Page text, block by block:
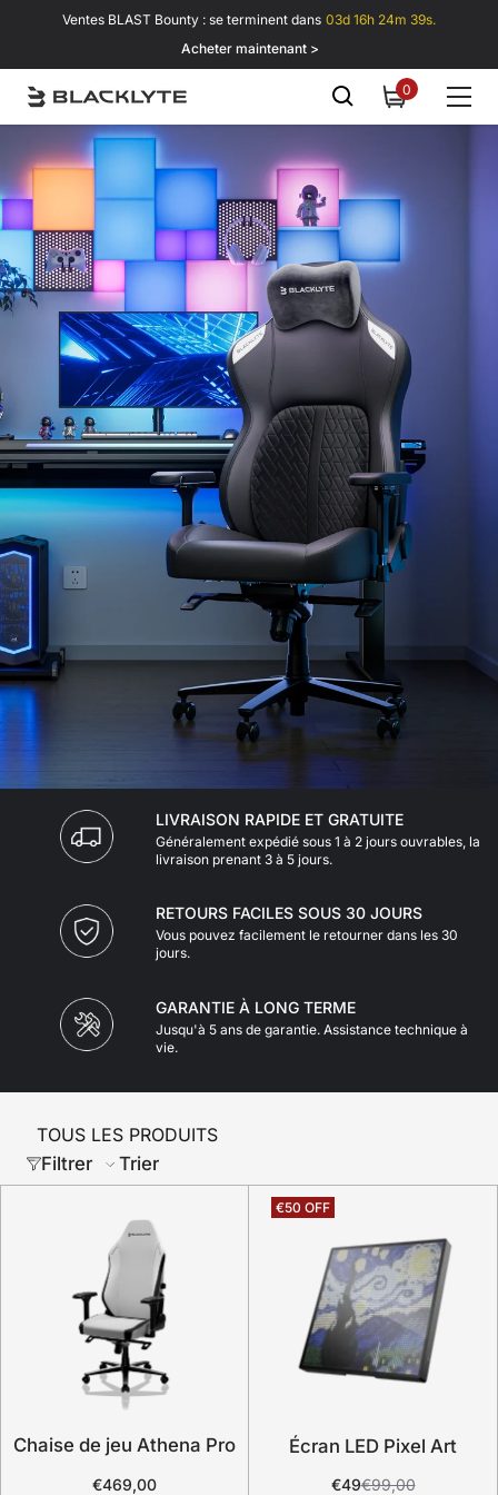
Passer au contenu
Ventes BLAST Bounty : se terminent dans 03d 16h 24m 39s.
Acheter maintenant >
00
item
LIVRAISON RAPIDE ET GRATUITE
Généralement expédié sous 1 à 2 jours ouvrables, la
livraison prenant 3 à 5 jours.
RETOURS FACILES SOUS 30 JOURS
Vous pouvez facilement le retourner dans les 30
jours.
GARANTIE À LONG TERME
Jusqu'à 5 ans de garantie. Assistance technique à
vie.
TOUS LES PRODUITS
Filtrer
Trier
Chaise de jeu Athena Pro
€469,00
Écran LED Pixel Art
€49€99,00